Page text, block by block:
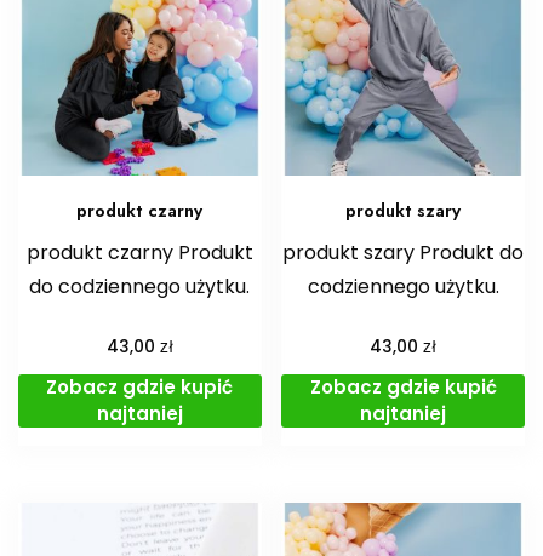
produkt czarny
produkt czarny Produkt
do codziennego użytku.
43,00 zł
Zobacz gdzie kupić
najtaniej
produkt szary
produkt szary Produkt do
codziennego użytku.
43,00zł
Zobacz gdzie kupić
najtaniej